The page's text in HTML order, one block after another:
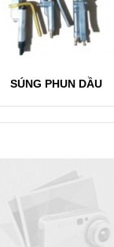
SÚNG PHUN DẦU